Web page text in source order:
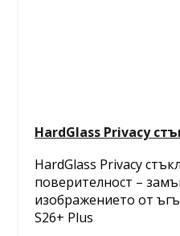
HardGlass Privacy
HardGlass Privacy
поверителност –
изображението от
S26+ Plus